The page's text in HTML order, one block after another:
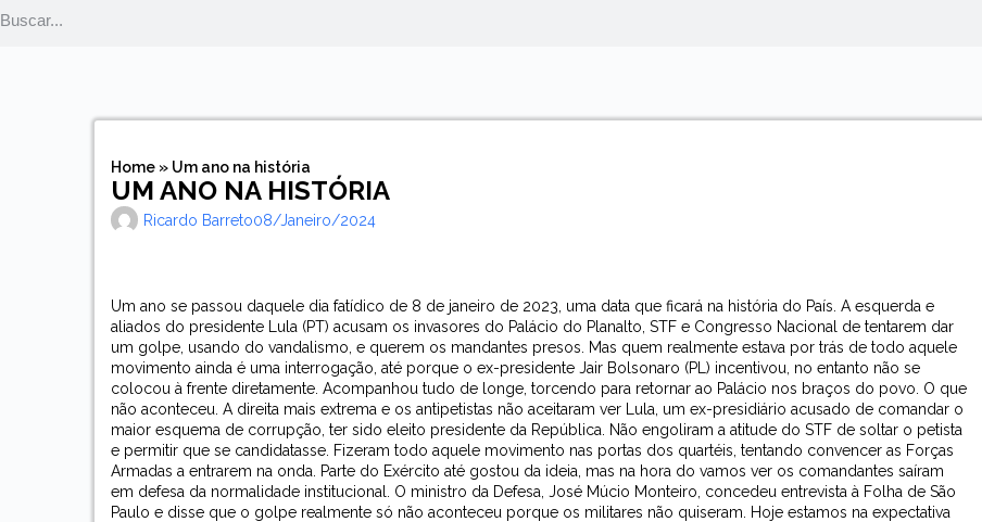
Home » Um ano na história
UM ANO NA HISTÓRIA
Ricardo Barreto08/janeiro/2024
Um ano se passou daquele dia fatídico de 8 de janeiro de 2023, uma data que ficará na história do País. A esquerda e
aliados do presidente Lula (PT) acusam os invasores do Palácio do Planalto, STF e Congresso Nacional de tentarem dar
um golpe, usando do vandalismo, e querem os mandantes presos. Mas quem realmente estava por trás de todo aquele
movimento ainda é uma interrogação, até porque o ex-presidente Jair Bolsonaro (PL) incentivou, no entanto não se
colocou à frente diretamente. Acompanhou tudo de longe, torcendo para retornar ao Palácio nos braços do povo. O que
não aconteceu. A direita mais extrema e os antipetistas não aceitaram ver Lula, um ex-presidiário acusado de comandar o
maior esquema de corrupção, ter sido eleito presidente da República. Não engoliram a atitude do STF de soltar o petista
e permitir que se candidatasse. Fizeram todo aquele movimento nas portas dos quartéis, tentando convencer as Forças
Armadas a entrarem na onda. Parte do Exército até gostou da ideia, mas na hora do vamos ver os comandantes saíram
em defesa da normalidade institucional. O ministro da Defesa, José Múcio Monteiro, concedeu entrevista à Folha de São
Paulo e disse que o golpe realmente só não aconteceu porque os militares não quiseram. Hoje estamos na expectativa